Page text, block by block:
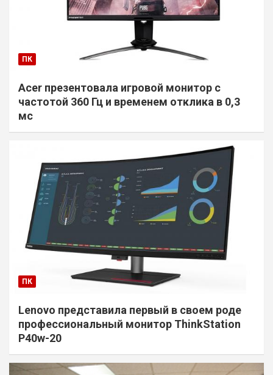
ПК
Acer презентовала игровой монитор с
частотой 360 Гц и временем отклика в 0,3
мс
ПК
Lenovo представила первый в своем роде
профессиональный монитор ThinkStation
P40w-20